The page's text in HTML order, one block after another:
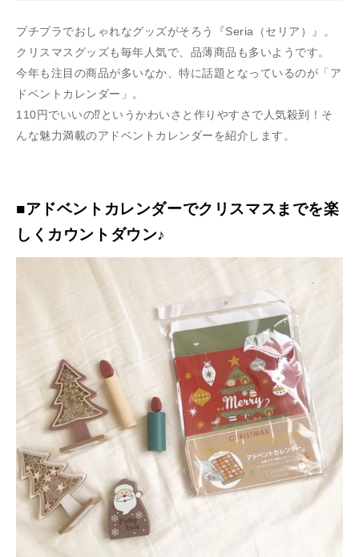
プチプラでおしゃれなグッズがそろう『Seria（セリア）』。
クリスマスグッズも毎年人気で、品薄商品も多いようです。
今年も注目の商品が多いなか、特に話題となっているのが「ア
ドベントカレンダー」。
110円でいいの⁉というかわいさと作りやすさで人気殺到！そ
んな魅力満載のアドベントカレンダーを紹介します。
■アドベントカレンダーでクリスマスまでを楽
しくカウントダウン♪